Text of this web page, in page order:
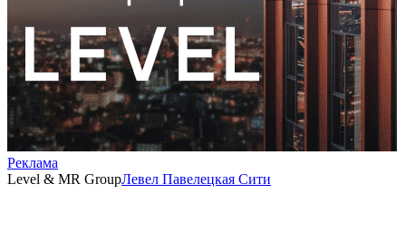
Реклама
Level & MR GroupЛевел Павелецкая Сити